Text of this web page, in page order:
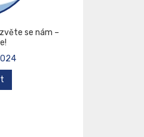
se nám –